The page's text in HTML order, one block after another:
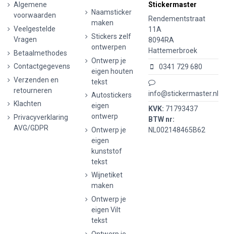
Algemene
voorwaarden
Veelgestelde
Vragen
Betaalmethodes
Contactgegevens
Verzenden en
retourneren
Klachten
Privacyverklaring
AVG/GDPR
Naamsticker
maken
Stickers zelf
ontwerpen
Ontwerp je
eigen houten
tekst
Autostickers
eigen
ontwerp
Ontwerp je
eigen
kunststof
tekst
Wijnetiket
maken
Ontwerp je
eigen Vilt
tekst
Stickermaster
Rendementstraat
11A
8094RA
Hattemerbroek
0341 729 680
info@stickermaster.nl
KVK: 71793437
BTW nr:
NL002148465B62